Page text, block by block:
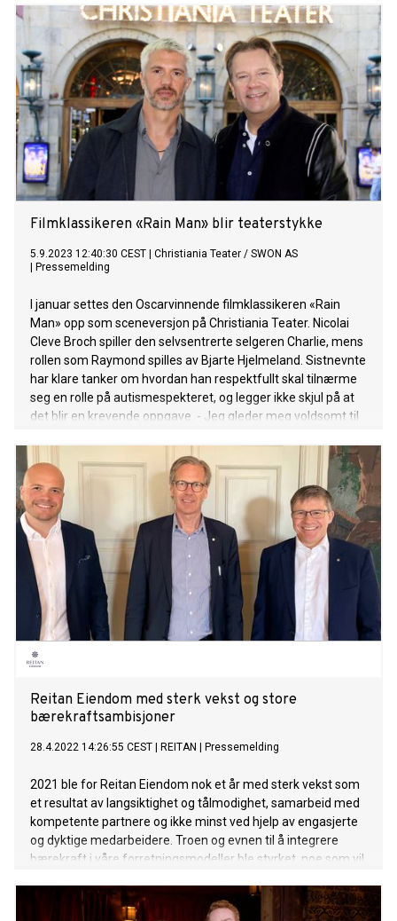
Lise Rypdal, Ben Adams, Lise Karlsnes, Atle Pettersen og
Charlotte Brænna dele scene for å hylle ABBA. Den
verdenskjente koreografen og danseren Mona Berntsen har
regi på forestillingen. -Jeg gleder meg til å dypdykke i den
kreative prosessen, bli kjent med teamet og sammen skape
en hyllest til ABBA som vi er stolte av å presentere hver
kveld, sier den rykende ferske regissøren.
Filmklassikeren «Rain Man» blir teaterstykke
5.9.2023 12:40:30 CEST
Christiania Teater / SWON AS
Pressemelding
I januar settes den Oscarvinnende filmklassikeren «Rain
Man» opp som sceneversjon på Christiania Teater. Nicolai
Cleve Broch spiller den selvsentrerte selgeren Charlie, mens
rollen som Raymond spilles av Bjarte Hjelmeland. Sistnevnte
har klare tanker om hvordan han respektfullt skal tilnærme
seg en rolle på autismespekteret, og legger ikke skjul på at
det blir en krevende oppgave. - Jeg gleder meg voldsomt til
innimellom trenger å ha fingrene ned i noe som krever litt
mer indre liv og menneskeforståelse, sier Hjelmeland.
Reitan Eiendom med sterk vekst og store
bærekraftsambisjoner
28.4.2022 14:26:55 CEST REITAN Pressemelding
2021 ble for Reitan Eiendom nok et år med sterk vekst som
et resultat av langsiktighet og tålmodighet, samarbeid med
kompetente partnere og ikke minst ved hjelp av engasjerte
og dyktige medarbeidere. Troen og evnen til å integrere
bærekraft i våre forretningsmodeller ble styrket, noe som vil
verdi for samfunnet.